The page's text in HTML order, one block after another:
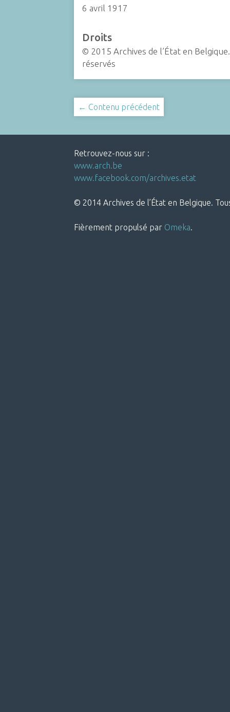
6 avril 1917
Droits
© 2015 Archives de l’État en
réservés
← Contenu précédent
Retrouvez-nous sur :
www.arch.be
www.facebook.com/archives.etat
© 2014 Archives de l’État en Belgique.
Fièrement propulsé par Omeka.